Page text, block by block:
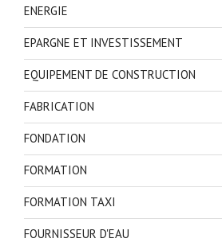
ENERGIE
EPARGNE ET INVESTISSEMENT
EQUIPEMENT DE CONSTRUCTION
FABRICATION
FONDATION
FORMATION
FORMATION TAXI
FOURNISSEUR D'EAU